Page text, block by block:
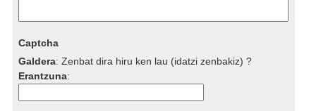
Captcha
Galdera:Zenbat dira hiru ken lau (idatzi zenbakiz) ?
Erantzuna: